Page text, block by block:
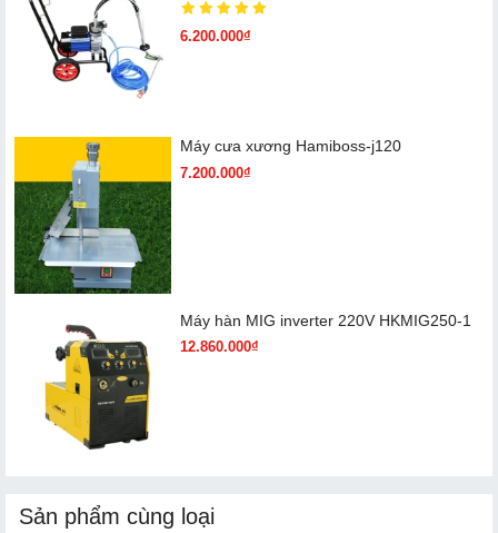
6.200.000₫
Máy cưa xương Hamiboss-j120
7.200.000₫
Máy hàn MIG inverter 220V HKMIG250-1
12.860.000₫
Sản phẩm cùng loại